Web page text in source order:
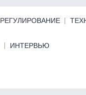
РЕГУЛИРОВАНИЕ
ИНТЕРВЬЮ